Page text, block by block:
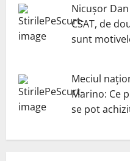
Nicuşor
CSAT, de
sunt
Meciul
Marino: Ce
se pot